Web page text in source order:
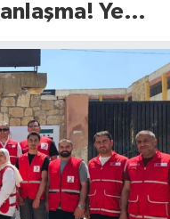
Yeni